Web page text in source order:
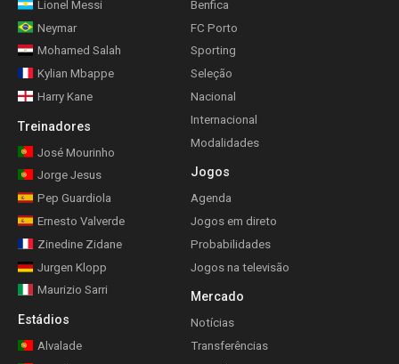
Lionel Messi
Neymar
Mohamed Salah
Kylian Mbappe
Harry Kane
Treinadores
José Mourinho
Jorge Jesus
Pep Guardiola
Ernesto Valverde
Zinedine Zidane
Jurgen Klopp
Maurizio Sarri
Estádios
Alvalade
Benfica
FC Porto
Sporting
Seleção
Nacional
Internacional
Modalidades
Jogos
Agenda
Jogos em direto
Probabilidades
Jogos na televisão
Mercado
Notícias
Transferências